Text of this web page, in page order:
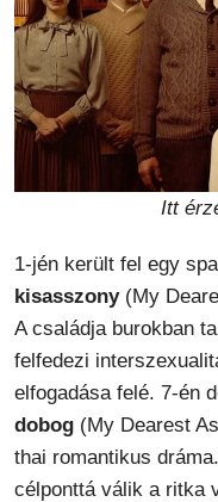
Itt
1-jén került fel egy
kisasszony(My
A családja burokban
felfedezi
elfogadása felé. 7-én
dobog (My Dearest
thai romantikus
célponttá válik a ritka